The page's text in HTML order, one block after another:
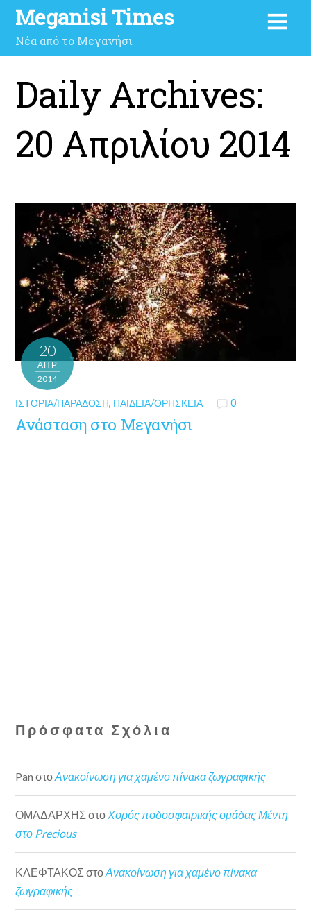
Meganisi Times
Νέα από το Μεγανήσι
Daily Archives:
20 Απριλίου 2014
20
ΑΠΡ
2014
ΙΣΤΟΡΊΑ/ΠΑΡΆΔΟΣΗ, ΠΑΙΔΕΊΑ/ΘΡΗΣΚΕΊΑ 0
Ανάσταση στο Μεγανήσι
Πρόσφατα Σχόλια
Pan στοΑνακοίνωση για χαμένο πίνακα ζωγραφικής
ΟΜΑΔΑΡΧΗΣ στοΧορός ποδοσφαιρικής ομάδας Μέντη
στο Precious
ΚΛΕΦΤΑΚΟΣ στοΑνακοίνωση για χαμένο πίνακα
ζωγραφικής